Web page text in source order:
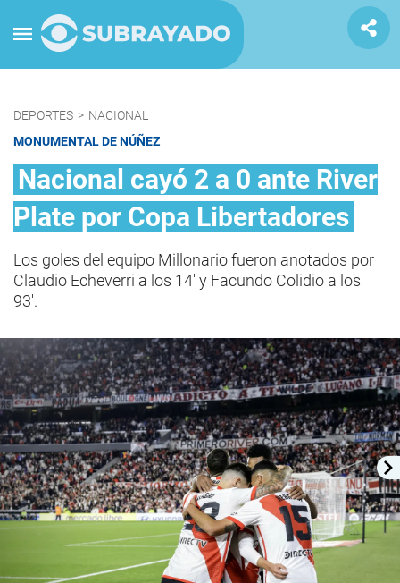
DEPORTES > NACIONAL
MONUMENTAL DE NÚÑEZ
Nacional cayó 2 a 0 ante River
Plate por Copa Libertadores
Los goles del equipo Millonario fueron anotados por
Claudio Echeverri a los 14' y Facundo Colidio a los
93'.